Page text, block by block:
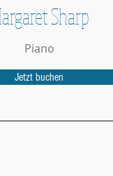
Sharp
Piano
Jetzt buchen